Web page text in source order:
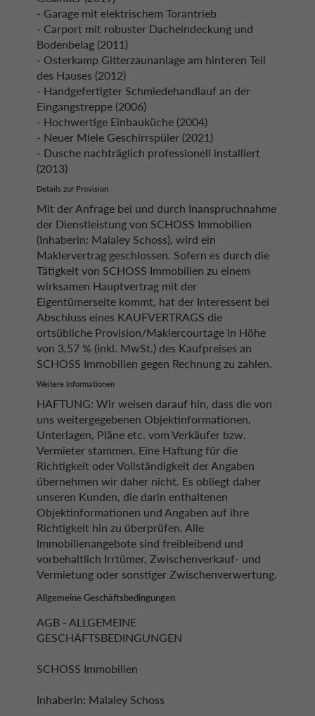
- Garage mit elektrischem Torantrieb
- Carport mit robuster Dacheindeckung und
Bodenbelag (2011)
- Osterkamp Gitterzaunanlage am hinteren Teil
des Hauses (2012)
- Handgefertigter Schmiedehandlauf an der
Eingangstreppe (2006)
- Hochwertige Einbauküche (2004)
- Neuer Miele Geschirrspüler (2021)
- Dusche nachträglich professionell installiert
(2013)
Details zur Provision
Mit der Anfrage bei und durch Inanspruchnahme
der Dienstleistung von SCHOSS Immobilien
(Inhaberin: Malaley Schoss), wird ein
Maklervertrag geschlossen. Sofern es durch die
Tätigkeit von SCHOSS Immobilien zu einem
wirksamen Hauptvertrag mit der
Eigentümerseite kommt, hat der Interessent bei
Abschluss eines KAUFVERTRAGS die
ortsübliche Provision/Maklercourtage in Höhe
von 3,57 % (inkl. MwSt.) des Kaufpreises an
SCHOSS Immobilien gegen Rechnung zu zahlen.
Weitere Informationen
HAFTUNG: Wir weisen darauf hin, dass die von
uns weitergegebenen Objektinformationen,
Unterlagen, Pläne etc. vom Verkäufer bzw.
Vermieter stammen. Eine Haftung für die
Richtigkeit oder Vollständigkeit der Angaben
übernehmen wir daher nicht. Es obliegt daher
unseren Kunden, die darin enthaltenen
Objektinformationen und Angaben auf ihre
Richtigkeit hin zu überprüfen. Alle
Immobilienangebote sind freibleibend und
vorbehaltlich Irrtümer, Zwischenverkauf- und
Vermietung oder sonstiger Zwischenverwertung.
Allgemeine Geschäftsbedingungen
AGB - ALLGEMEINE
GESCHÄFTSBEDINGUNGEN
SCHOSS Immobilien
Inhaberin: Malaley Schoss